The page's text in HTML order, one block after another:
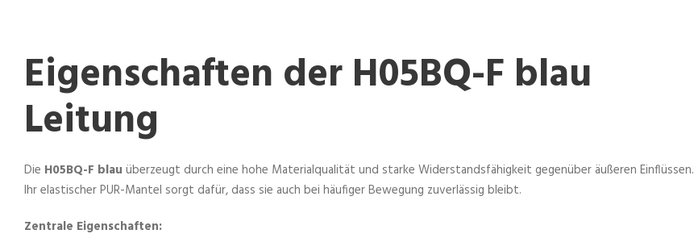
Eigenschaften der H05BQ-F blau
Leitung
Die H05BQ-F blau überzeugt durch eine hohe Materialqualität und starke Widerstandsfähigkeit gegenüber äußeren Einflüssen.
Ihr elastischer PUR-Mantel sorgt dafür, dass sie auch bei häufiger Bewegung zuverlässig bleibt.
Zentrale Eigenschaften: